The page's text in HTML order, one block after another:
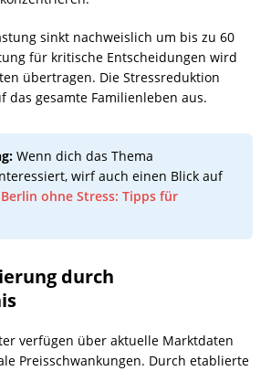
sinkt nachweislich um bis zu 60
für kritische Entscheidungen wird
übertragen. Die Stressreduktion
das gesamte Familienleben aus.
Wenn dich das Thema
wirf auch einen Blick auf
ohne Stress: Tipps für
durch
verfügen über aktuelle Marktdaten
Preisschwankungen. Durch etablierte